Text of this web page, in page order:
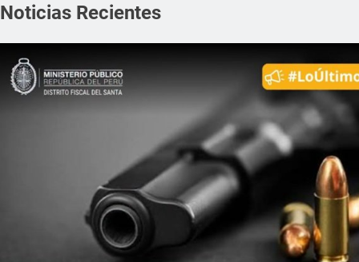
Noticias Recientes